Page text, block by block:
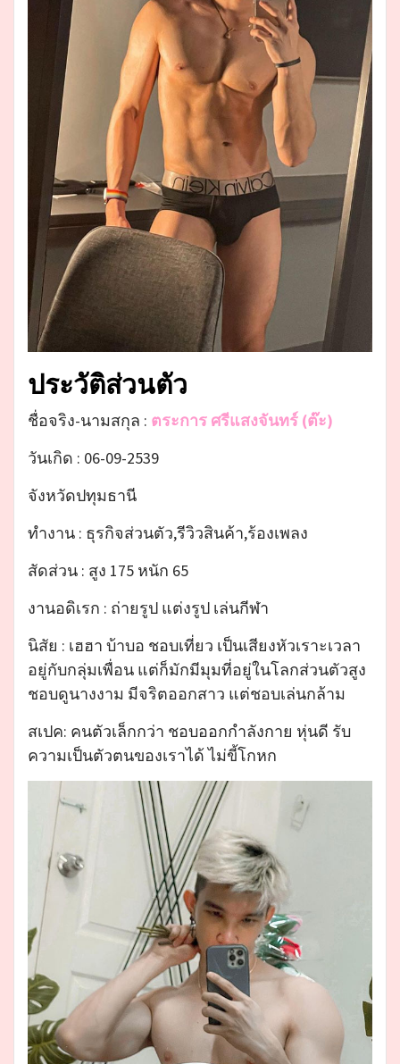
ประวัติส่วนตัว
ชื่อจริง-นามสกุล : ตระการ ศรีแสงจันทร์ (ต๊ะ)
วันเกิด : 06-09-2539
จังหวัดปทุมธานี
ทำงาน : ธุรกิจส่วนตัว,รีวิวสินค้า,ร้องเพลง
สัดส่วน : สูง 175 หนัก 65
งานอดิเรก : ถ่ายรูป แต่งรูป เล่นกีฬา
นิสัย : เฮฮา บ้าบอ ชอบเที่ยว เป็นเสียงหัวเราะเวลา
อยู่กับกลุ่มเพื่อน แต่ก็มักมีมุมที่อยู่ในโลกส่วนตัวสูง
ชอบดูนางงาม มีจริตออกสาว แต่ชอบเล่นกล้าม
สเปค: คนตัวเล็กกว่า ชอบออกกำลังกาย หุ่นดี รับ
ความเป็นตัวตนของเราได้ ไม่ขี้โกหก